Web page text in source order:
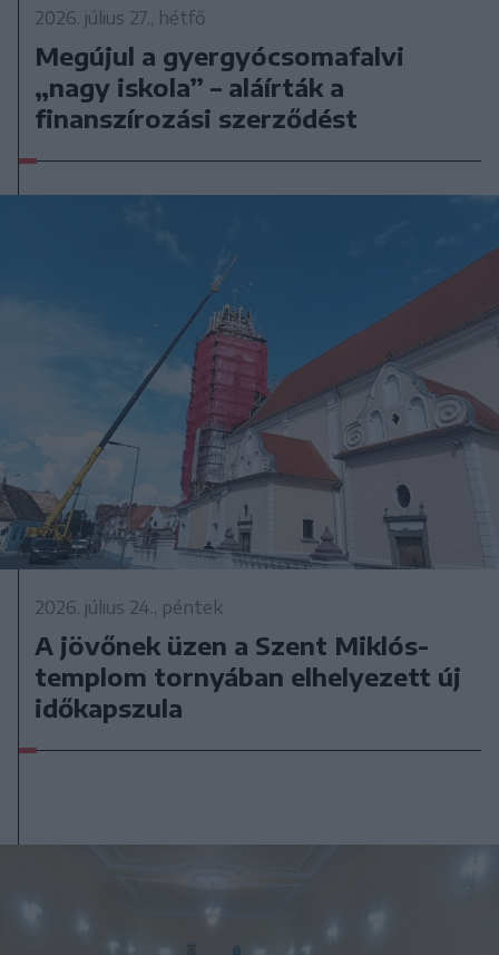
2026. július 27., hétfő
Megújul a gyergyócsomafalvi
„nagy iskola” – aláírták a
finanszírozási szerződést
2026. július 24., péntek
A jövőnek üzen a Szent Miklós-
templom tornyában elhelyezett új
időkapszula